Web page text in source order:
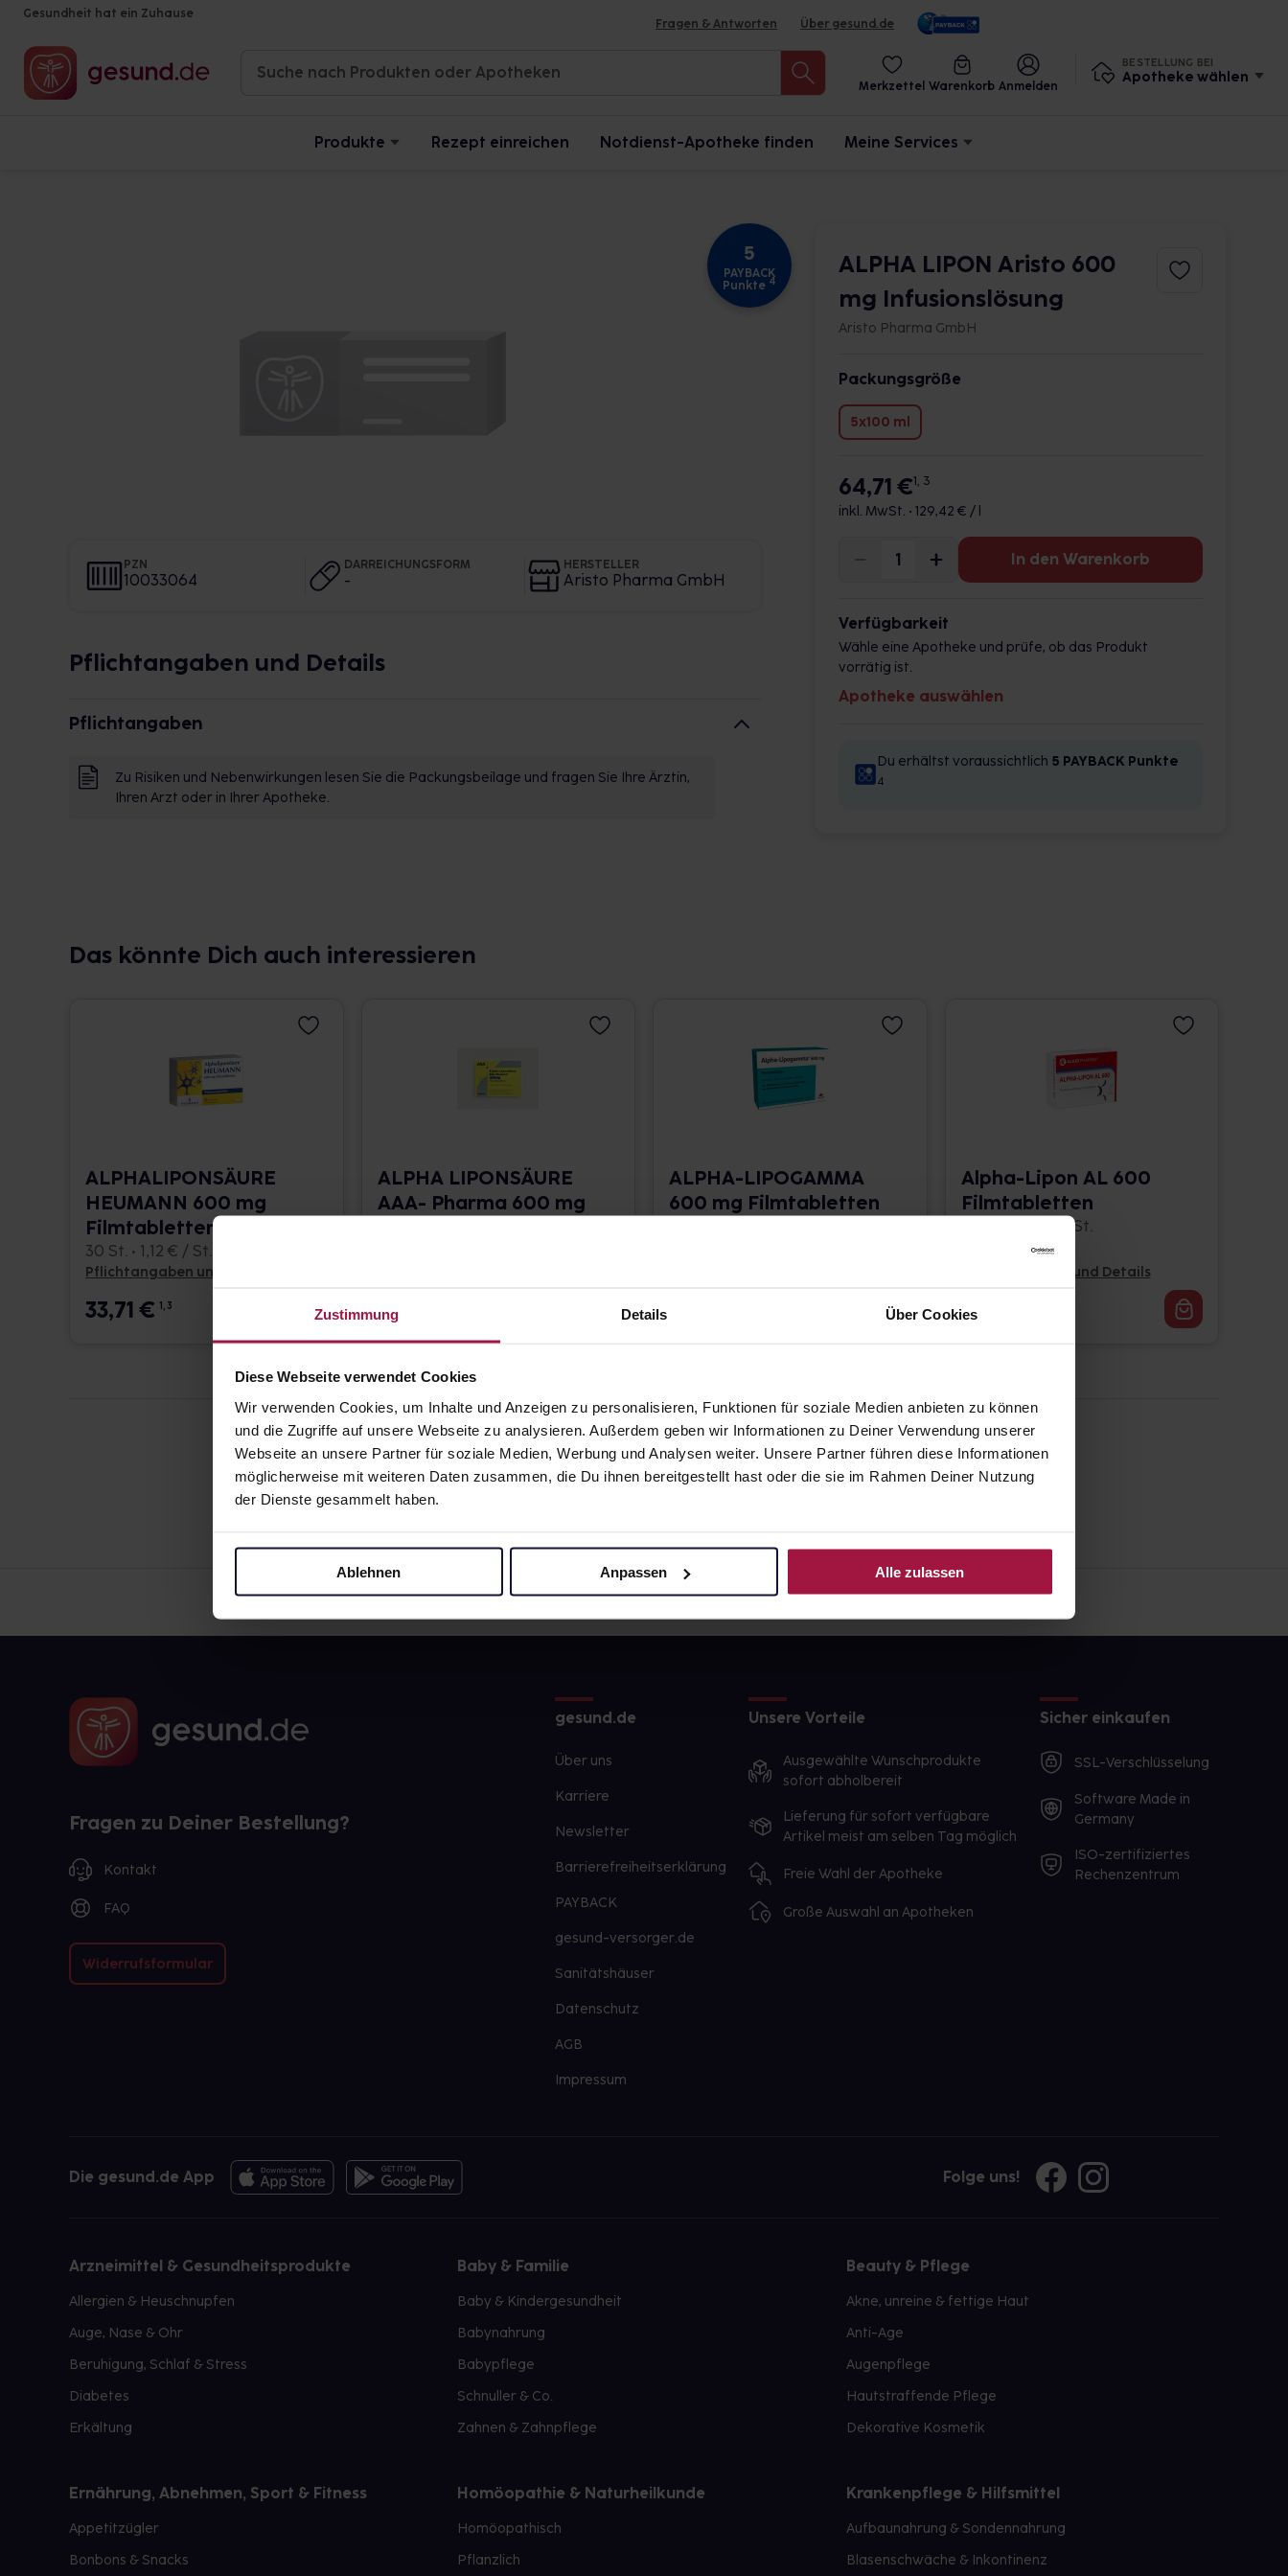
Zustimmung Details Über Cookies
Diese Webseite verwendet Cookies
Wir verwenden Cookies, um Inhalte und Anzeigen zu personalisieren, Funktionen für soziale Medien anbieten zu können
und die Zugriffe auf unsere Webseite zu analysieren. Außerdem geben wir Informationen zu Deiner Verwendung unserer
Webseite an unsere Partner für soziale Medien, Werbung und Analysen weiter. Unsere Partner führen diese Informationen
möglicherweise mit weiteren Daten zusammen, die Du ihnen bereitgestellt hast oder die sie im Rahmen Deiner Nutzung
der Dienste gesammelt haben.
Ablehnen Anpassen Alle zulassen
Gesundheit hat ein Zuhause
Fragen & Antworten Über gesund.de
Merkzettel Warenkorb Anmelden
BESTELLUNG BEI
Apotheke wählen
Produkte Rezept einreichen Notdienst-Apotheke finden Meine Services
5
PAYBACK
Punkte 4
PZN
10033064
DARREICHUNGSFORM
-
HERSTELLER
Aristo Pharma GmbH
Pflichtangaben und Details
Pflichtangaben
Zu Risiken und Nebenwirkungen lesen Sie die Packungsbeilage und fragen Sie Ihre Ärztin,
Ihren Arzt oder in Ihrer Apotheke.
ALPHA LIPON Aristo 600
mg Infusionslösung
Aristo Pharma GmbH
Packungsgröße
5x100 ml
64,71 €1, 3
inkl. MwSt. • 129,42 € / l
In den Warenkorb
Verfügbarkeit
Wähle eine Apotheke und prüfe, ob das Produkt
vorrätig ist.
Apotheke auswählen
Du erhältst voraussichtlich 5 PAYBACK Punkte
4
Das könnte Dich auch interessieren
ALPHALIPONSÄURE
HEUMANN 600 mg
Filmtabletten
30 St. • 1,12 € / St.
Pflichtangaben und Details
33,71€ 1, 3
ALPHA LIPONSÄURE
AAA- Pharma 600 mg
28,49
ALPHA-LIPOGAMMA
600 mg Filmtabletten
Alpha-Lipon AL 600
Filmtabletten
30 St. • 1,20 € / St.
Pflichtangaben und Details
35,97
Fragen zu Deiner Bestellung?
Kontakt
FAQ
Widerrufsformular
gesund.de
Über uns
Karriere
Newsletter
Barrierefreiheitserklärung
PAYBACK
gesund-versorger.de
Sanitätshäuser
Datenschutz
AGB
Impressum
Unsere Vorteile
Ausgewählte Wunschprodukte
sofort abholbereit
Lieferung für sofort verfügbare
Artikel meist am selben Tag möglich
Freie Wahl der Apotheke
Große Auswahl an Apotheken
Sicher einkaufen
SSL-Verschlüsselung
Software Made in
Germany
ISO-zertifiziertes
Rechenzentrum
Die gesund.de App Folge uns!
Arzneimittel & Gesundheitsprodukte
Allergien & Heuschnupfen
Auge, Nase & Ohr
Beruhigung, Schlaf & Stress
Diabetes
Erkältung
Baby & Familie
Baby & Kindergesundheit
Babynahrung
Babypflege
Schnuller & Co.
Zahnen & Zahnpflege
Beauty & Pflege
Akne, unreine & fettige Haut
Anti-Age
Augenpflege
Hautstraffende Pflege
Dekorative Kosmetik
Ernährung, Abnehmen, Sport & Fitness
Appetitzügler
Bonbons & Snacks
Homöopathie & Naturheilkunde
Homöopathisch
Pflanzlich
Krankenpflege & Hilfsmittel
Aufbaunahrung & Sondennahrung
Blasenschwäche & Inkontinenz